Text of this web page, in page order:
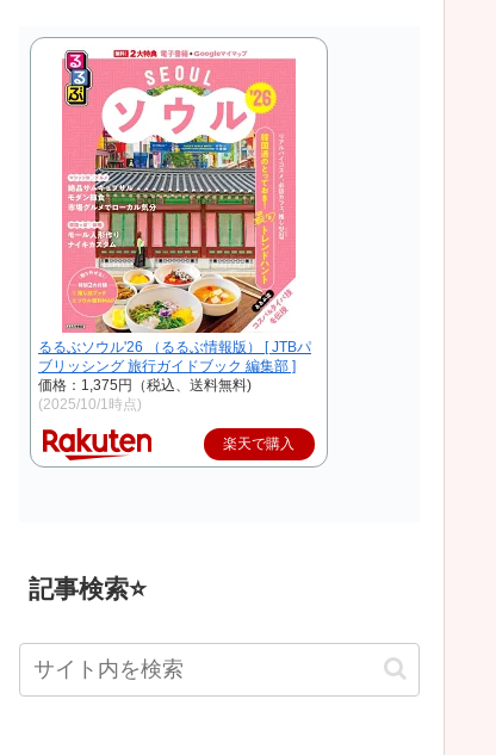
るるぶソウル'26 （るるぶ情報版） [ JTBパ
ブリッシング 旅行ガイドブック 編集部 ]
価格：1,375円（税込、送料無料)
(2025/10/1時点)
楽天で購入
記事検索⭐